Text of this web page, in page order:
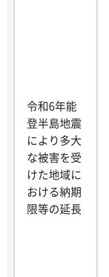
令和6年能
登半島地震
により多大
な被害を受
けた地域に
おける納期
限等の延長